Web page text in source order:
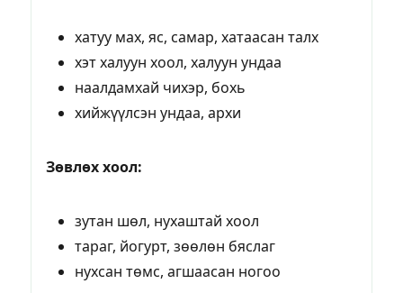
хатуу мах, яс, самар, хатаасан талх
хэт халуун хоол, халуун ундаа
наалдамхай чихэр, бохь
хийжүүлсэн ундаа, архи
Зөвлөх хоол:
зутан шөл, нухаштай хоол
тараг, йогурт, зөөлөн бяслаг
нухсан төмс, агшаасан ногоо